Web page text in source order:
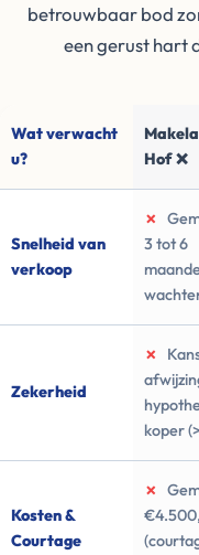
betrouwbaar bod
een gerust hart
Wat verwacht
u?
Hof ❌
Snelheid van
verkoop
✗
3 tot 6
Zekerheid
✗
koper
Kosten &
Courtage
✗